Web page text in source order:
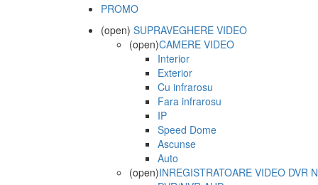
PROMO
(open) SUPRAVEGHERE VIDEO
(open)CAMERE VIDEO
Interior
Exterior
Cu infrarosu
Fara infrarosu
IP
Speed Dome
Ascunse
Auto
(open)INREGISTRATOARE VIDEO DVR